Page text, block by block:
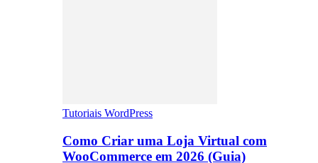
Tutoriais WordPress
Como Criar uma Loja Virtual com
WooCommerce em 2026 (Guia)